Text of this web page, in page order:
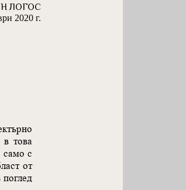
ЛОГОС
2020 г.
в това
само с
от